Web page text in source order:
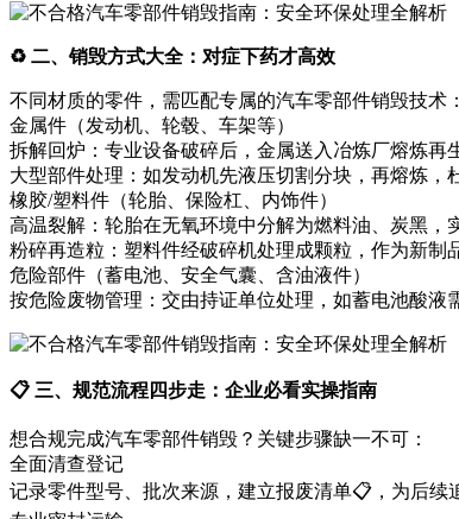
♻️ 二、销毁方式大全：对症下药才高效
不同材质的零件，需匹配专属的汽车零部件销毁技术：
金属件（发动机、轮毂、车架等）
拆解回炉：专业设备破碎后，金属送入冶炼厂熔炼再
大型部件处理：如发动机先液压切割分块，再熔炼，
橡胶/塑料件（轮胎、保险杠、内饰件）
高温裂解：轮胎在无氧环境中分解为燃料油、炭黑，
粉碎再造粒：塑料件经破碎机处理成颗粒，作为新制
危险部件（蓄电池、安全气囊、含油液件）
按危险废物管理：交由持证单位处理，如蓄电池酸液
📋 三、规范流程四步走：企业必看实操指南
想合规完成汽车零部件销毁？关键步骤缺一不可：
全面清查登记
记录零件型号、批次来源，建立报废清单📋，为后续